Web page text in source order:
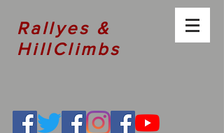
Rallyes &
HillClimbs